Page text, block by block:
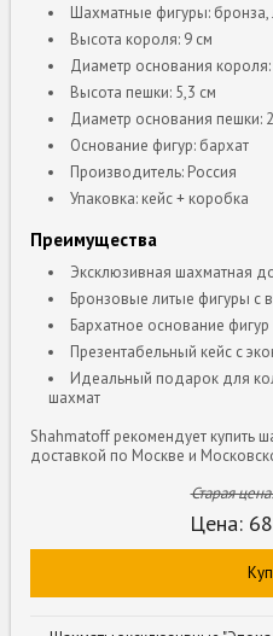
Шахматные фигуры: бронза,
Высота короля: 9 см
Диаметр основания короля:
Высота пешки: 5,3 см
Диаметр основания пешки:
Основание фигур: бархат
Производитель: Россия
Упаковка: кейс + коробка
Преимущества
Эксклюзивная шахматная
Бронзовые литые фигуры с
Бархатное основание
Презентабельный кейс с
Идеальный подарок для
шахмат
Shahmatoff рекомендует купить
доставкой по Москве и
Старая
Цена: